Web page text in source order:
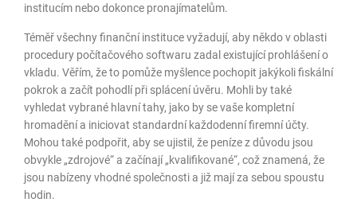
institucím nebo dokonce pronajímatelům.
Téměř všechny finanční instituce vyžadují, aby někdo v oblasti
procedury počítačového softwaru zadal existující prohlášení o
vkladu. Věřím, že to pomůže myšlence pochopit jakýkoli fiskální
pokrok a začít pohodlí při splácení úvěru. Mohli by také
vyhledat vybrané hlavní tahy, jako by se vaše kompletní
hromadění a iniciovat standardní každodenní firemní účty.
Mohou také podpořit, aby se ujistil, že peníze z důvodu jsou
obvykle „zdrojové“ a začínají „kvalifikované“, což znamená, že
jsou nabízeny vhodné společnosti a již mají za sebou spoustu
hodin.